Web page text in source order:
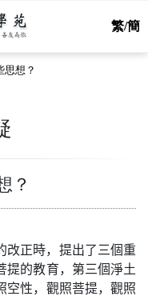
繁/簡
思想？
？
改正時，提出了三個重
提的教育，第三個淨土
空性，觀照菩提，觀照